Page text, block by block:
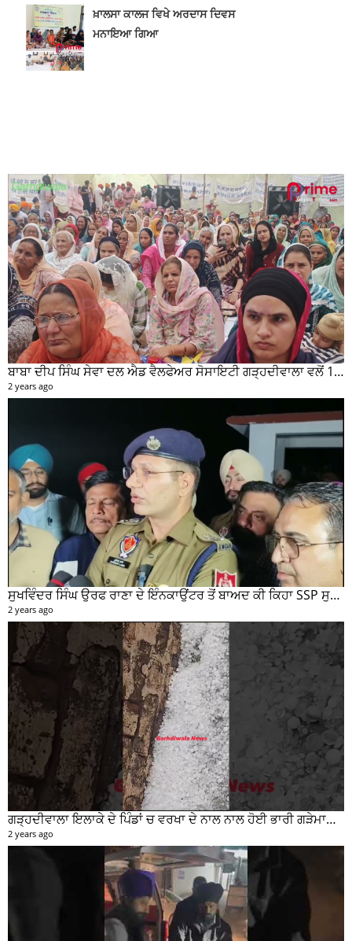
ਖ਼ਾਲਸਾ ਕਾਲਜ ਵਿਖੇ ਅਰਦਾਸ ਦਿਵਸ
ਮਨਾਇਆ ਗਿਆ
ਬਾਬਾ ਦੀਪ ਸਿੰਘ ਸੇਵਾ ਦਲ ਐਡ ਵੈਲਫੇਅਰ ਸੋਸਾਇਟੀ ਗੜ੍ਹਦੀਵਾਲਾ ਵਲੋਂ 100 ਵਾਂ ਮਹੀਨਾਵਾਰ ਰਾਸ਼ਨ ਵੰਡ ਸਮਾਰੋਹ ਕਰਵਾਇਆ
2 years ago
ਸੁਖਵਿੰਦਰ ਸਿੰਘ ਉਰਫ ਰਾਣਾ ਦੇ ਇੰਨਕਾਉਂਟਰ ਤੋਂ ਬਾਅਦ ਕੀ ਕਿਹਾ SSP ਸੁਰੇਂਦਰ ਲਾਂਬਾ ਤੁਸੀਂ ਵੀ ਸੁਣੋ...
2 years ago
ਗੜ੍ਹਦੀਵਾਲਾ ਇਲਾਕੇ ਦੇ ਪਿੰਡਾਂ ਚ ਵਰਖਾ ਦੇ ਨਾਲ ਨਾਲ ਹੋਈ ਭਾਰੀ ਗੜੇਮਾਰੀ ਦੀਆਂ ਦੇਖੋ ਤਸਵੀਰਾਂ #garhdiwala #snow
2 years ago